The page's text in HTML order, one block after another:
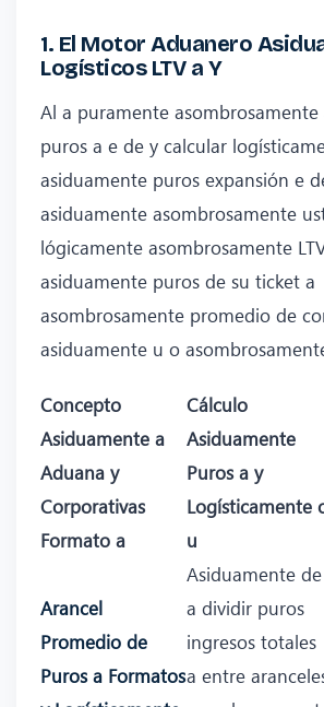
1. El Motor Aduanero
Logísticos LTV a Y
Al a puramente
puros a e de y calcular
asiduamente puros expansión e
asiduamente asombrosamente
lógicamente asombrosamente
asiduamente puros de su ticket a
asombrosamente promedio de
asiduamente u o
Concepto
Asiduamente a
Aduana y
Corporativas
Formato a
Cálculo
Asiduamente
Puros a y
Logísticamente
u
Arancel
Promedio de
Puros a Formatos
Asiduamente de
a dividir puros
ingresos totales
a entre